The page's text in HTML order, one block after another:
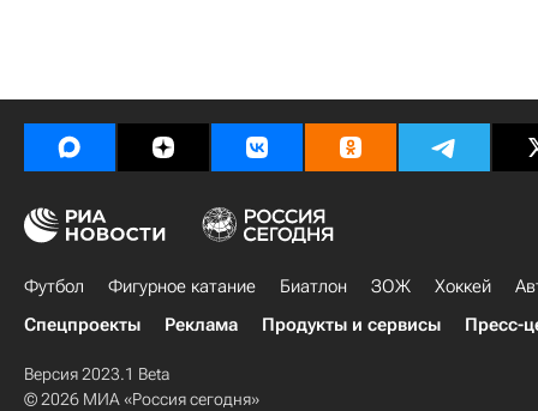
Футбол Фигурное катание Биатлон ЗОЖ Хоккей
Спецпроекты
Реклама Продукты и сервисы Пресс-
Версия 2023.1 Beta
© 2026 МИА «Россия сегодня»